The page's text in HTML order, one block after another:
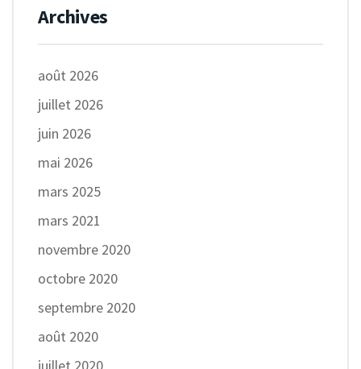
Archives
août 2026
juillet 2026
juin 2026
mai 2026
mars 2025
mars 2021
novembre 2020
octobre 2020
septembre 2020
août 2020